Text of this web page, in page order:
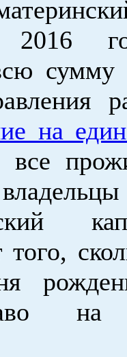
2016
сумму
на
все
того,
на